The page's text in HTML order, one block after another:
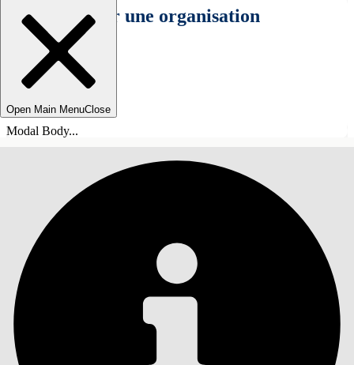
Sélectionner une organisation
Open Main MenuClose
Modal Body...
TABLE DES MATIÈRES